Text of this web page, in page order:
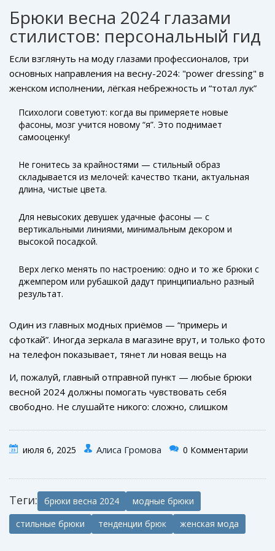
брюки сложно «приручить», модные весенние
коллекции показывают, что это вопрос фантазии:
простой однотонный топ и смелая обувь —
универсальный рецепт на каждый день.
брюки становятся частью стильного комплекта.
Брюки весна 2024 глазами
стилистов: персональный гид
Если взглянуть на моду глазами профессионалов, три
основных направления на весну-2024: "power dressing" в
женском исполнении, лёгкая небрежность и “тотал лук”
советы от стилистов и имиджмейкеров — не бояться
экспериментов. Даже если вы всю жизнь ходили в
джинсах, прямые офисные или свободные брюки
палаццо способны подарить необычное ощущение
свободы.
Психологи советуют: когда вы примеряете новые
фасоны, мозг учится новому “я”. Это поднимает
самооценку!
Не гонитесь за крайностями — стильный образ
складывается из мелочей: качество ткани, актуальная
длина, чистые цвета.
Для невысоких девушек удачные фасоны — с
вертикальными линиями, минимальным декором и
высокой посадкой.
Верх легко менять по настроению: одно и то же брюки с
джемпером или рубашкой дадут принципиально разный
результат.
Один из главных модных приёмов — “примерь и
сфоткай”. Иногда зеркала в магазине врут, и только фото
на телефон показывает, тянет ли новая вещь на
Стилист Катя Гершуни советует заранее определиться,
для чего нужны новые брюки — если для офиса, лучше
выбирать приглушённые, если для отдыха — яркие и
экспериментальные. Спокойно относитесь к длине, даже
если в магазинах остаются слишком длинные или
короткие варианты: подгонка под себя лишь подчеркнёт
И, пожалуй, главный отправной пункт — любые брюки
весной 2024 должны помогать чувствовать себя
свободно. Не слушайте никого: сложно, слишком
июля 6, 2025 Алиса Громова 0 Комментарии
Теги: брюки весна 2024
модные брюки
стильные брюки
тенденции брюк женская мода